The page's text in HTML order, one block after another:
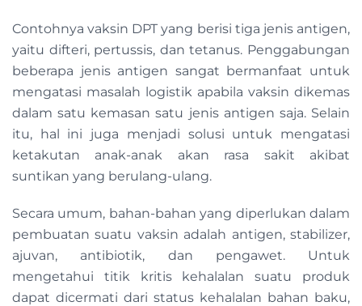
Contohnya vaksin DPT yang berisi tiga jenis antigen,
yaitu difteri, pertussis, dan tetanus. Penggabungan
beberapa jenis antigen sangat bermanfaat untuk
mengatasi masalah logistik apabila vaksin dikemas
dalam satu kemasan satu jenis antigen saja. Selain
itu, hal ini juga menjadi solusi untuk mengatasi
ketakutan anak-anak akan rasa sakit akibat
suntikan yang berulang-ulang.
Secara umum, bahan-bahan yang diperlukan dalam
pembuatan suatu vaksin adalah antigen, stabilizer,
ajuvan, antibiotik, dan pengawet. Untuk
mengetahui titik kritis kehalalan suatu produk
dapat dicermati dari status kehalalan bahan baku,